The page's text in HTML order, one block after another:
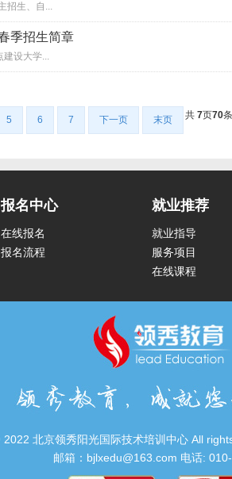
招生、自...
季招生简章
建设大学...
5 6 7 下一页 末页 共 7页70条
报名中心
在线报名
报名流程
就业推荐
就业指导
服务项目
在线课程
2022 北京领秀阳光国际技术培训中心 All
邮箱：bjlxedu@163.com 电话: